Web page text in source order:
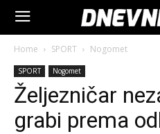
Home SPORT Nogomet
SPORT Nogomet
Željezničar
grabi prema